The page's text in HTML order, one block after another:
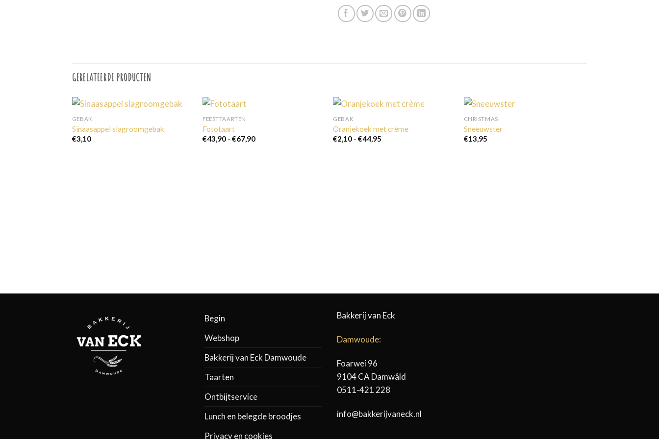
GERELATEERDE PRODUCTEN
GEBAK
Sinaasappel slagroomgebak
€3,10
FEESTTAARTEN
Fototaart
€43,90 - €67,90Prijsklasse:
GEBAK
Oranjekoek met crème
€2,10 - €44,95
CHRISTMAS
Sneeuwster
€13,95
Begin
Webshop
Bakkerij van Eck Damwoude
Taarten
Ontbijtservice
Lunch en belegde broodjes
Privacy en cookies
Bakkerij van Eck
Damwoude:
Foarwei 96
9104 CA Damwâld
0511-421 228
info@bakkerijvaneck.nl